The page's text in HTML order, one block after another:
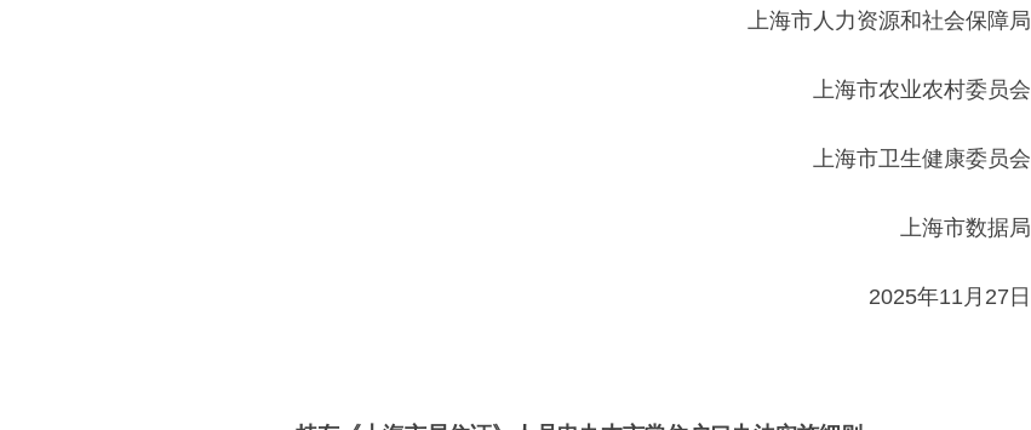
上海市人力资源和社会保障局
上海市农业农村委员会
上海市卫生健康委员会
上海市数据局
2025年11月27日